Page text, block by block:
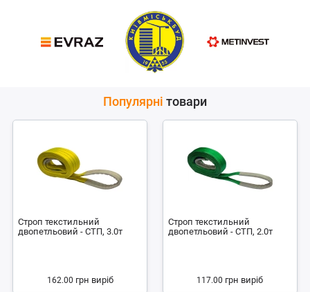
Популярні товари
Строп текстильний
двопетльовий - СТП, 3.0т
162.00 грн виріб
Строп текстильний
двопетльовий - СТП, 2.0т
117.00 грн виріб